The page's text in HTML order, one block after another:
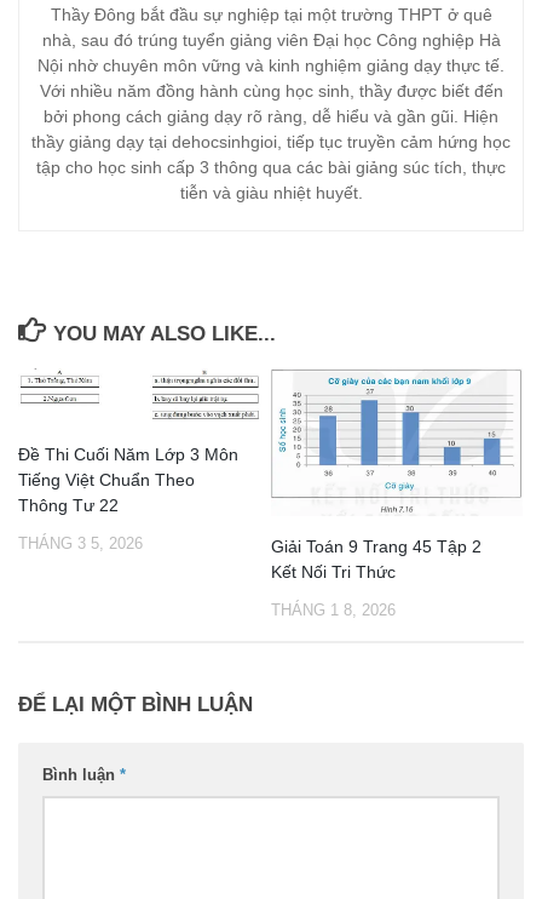
Thầy Đông bắt đầu sự nghiệp tại một trường THPT ở quê
nhà, sau đó trúng tuyển giảng viên Đại học Công nghiệp Hà
Nội nhờ chuyên môn vững và kinh nghiệm giảng dạy thực tế.
Với nhiều năm đồng hành cùng học sinh, thầy được biết đến
bởi phong cách giảng dạy rõ ràng, dễ hiểu và gần gũi. Hiện
thầy giảng dạy tại dehocsinhgioi, tiếp tục truyền cảm hứng học
tập cho học sinh cấp 3 thông qua các bài giảng súc tích, thực
tiễn và giàu nhiệt huyết.
YOU MAY ALSO LIKE...
Đề Thi Cuối Năm Lớp 3 Môn
Tiếng Việt Chuẩn Theo
Thông Tư 22
THÁNG 3 5, 2026
Giải Toán 9 Trang 45 Tập 2
Kết Nối Tri Thức
THÁNG 1 8, 2026
ĐỂ LẠI MỘT BÌNH LUẬN
Bình luận *